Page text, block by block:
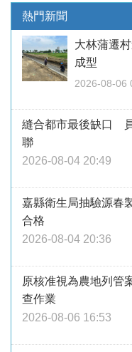
熱門新聞
大林蒲遷
成型
2026-08-06
縫合都市最後缺口
聯
2026-08-04 20:49
嘉縣衛生局抽驗源
合格
2026-08-04 20:36
原核准視為農地列
查作業
2026-08-06 16:53